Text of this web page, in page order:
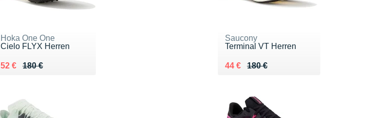
Hoka One One
Cielo FLYX Herren
180 €
Au lieu de 180 €
52 €
Vendu 52 €
Saucony
Terminal VT Herren
180 €
Au lieu de 180 €
44 €
Vendu 44 €